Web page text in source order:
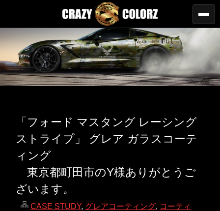
「フォード マスタング レーシング
ストライプ」 グレア ガラスコーテ
ィング
東京都町田市のY様ありがとうご
ざいます。
CASE STUDY, グレアコーティング, コーティ